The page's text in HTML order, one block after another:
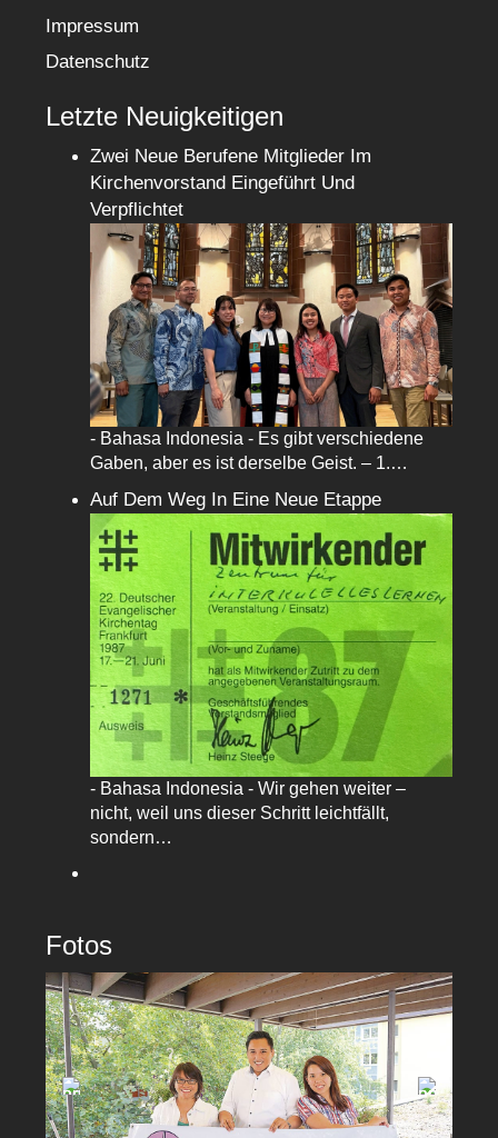
Impressum
Datenschutz
Letzte Neuigkeitigen
Zwei Neue Berufene Mitglieder Im
Kirchenvorstand Eingeführt Und
Verpflichtet
- Bahasa Indonesia - Es gibt verschiedene
Gaben, aber es ist derselbe Geist. – 1.…
Auf Dem Weg In Eine Neue Etappe
- Bahasa Indonesia - Wir gehen weiter –
nicht, weil uns dieser Schritt leichtfällt,
sondern…
Fotos